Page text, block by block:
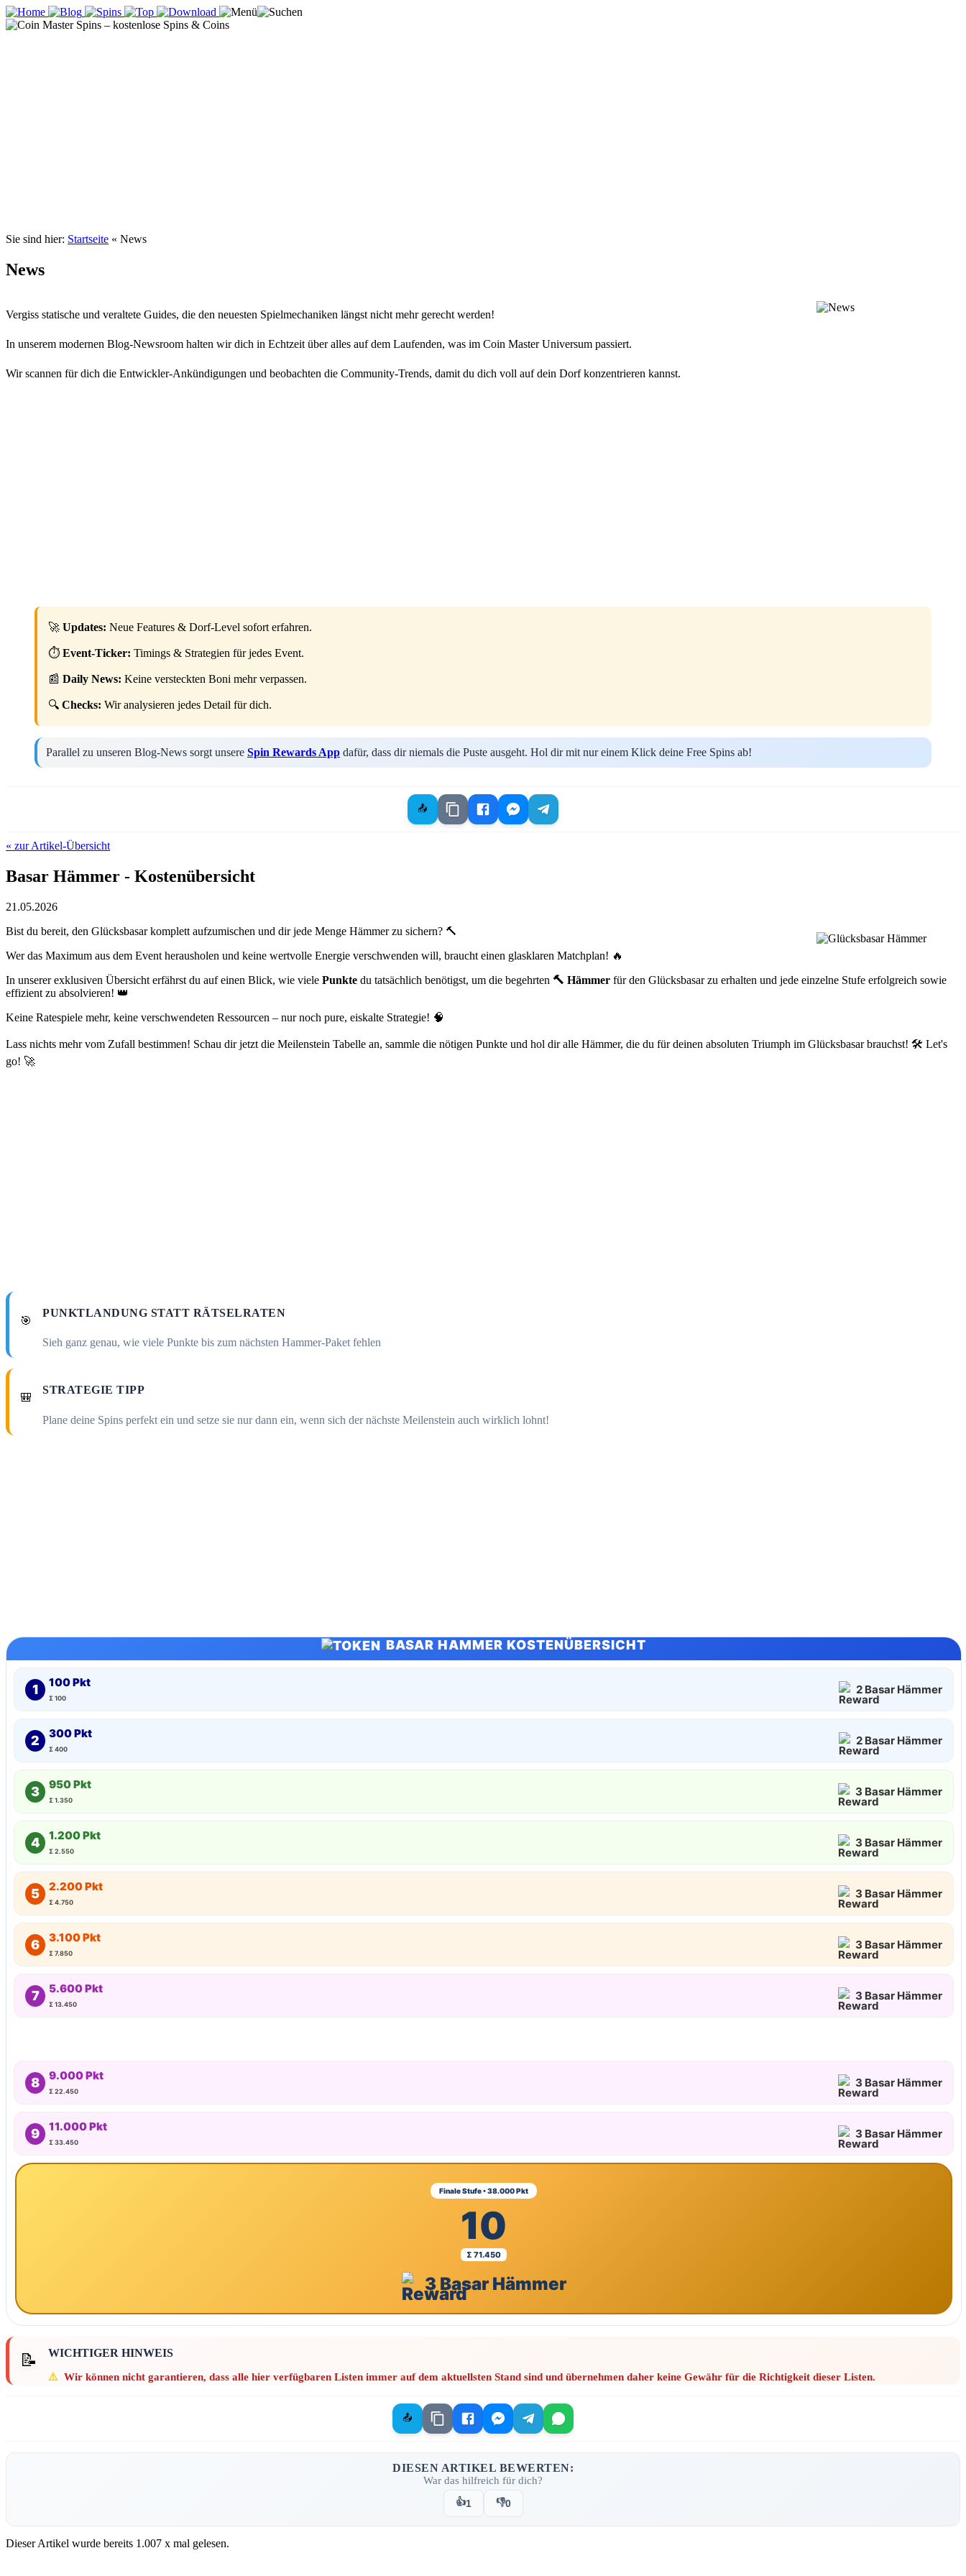
Sie sind hier: Startseite « News
News
Vergiss statische und veraltete Guides, die den neuesten Spielmechaniken längst nicht mehr gerecht werden!
In unserem modernen Blog-Newsroom halten wir dich in Echtzeit über alles auf dem Laufenden, was im Coin Master Universum passiert.
Wir scannen für dich die Entwickler-Ankündigungen und beobachten die Community-Trends, damit du dich voll auf dein Dorf konzentrieren kannst.
🚀 Updates: Neue Features & Dorf-Level sofort erfahren.
⏱️ Event-Ticker: Timings & Strategien für jedes Event.
📰 Daily News: Keine versteckten Boni mehr verpassen.
🔍 Checks: Wir analysieren jedes Detail für dich.
Parallel zu unseren Blog-News sorgt unsere Spin Rewards App dafür, dass dir niemals die Puste ausgeht. Hol dir mit nur einem Klick deine Free Spins ab!
📤
« zur Artikel-Übersicht
Basar Hämmer - Kostenübersicht
21.05.2026
Bist du bereit, den Glücksbasar komplett aufzumischen und dir jede Menge Hämmer zu sichern? 🔨
Wer das Maximum aus dem Event herausholen und keine wertvolle Energie verschwenden will, braucht einen glasklaren Matchplan! 🔥
In unserer exklusiven Übersicht erfährst du auf einen Blick, wie viele Punkte du tatsächlich benötigst, um die begehrten 🔨 Hämmer für den Glücksbasar zu erhalten und jede einzelne Stufe erfolgreich sowie
effizient zu absolvieren! 👑
Keine Ratespiele mehr, keine verschwendeten Ressourcen – nur noch pure, eiskalte Strategie! 🧠
Lass nichts mehr vom Zufall bestimmen! Schau dir jetzt die Meilenstein Tabelle an, sammle die nötigen Punkte und hol dir alle Hämmer, die du für deinen absoluten Triumph im Glücksbasar brauchst! 🛠️ Let's
go! 🚀
🎯
PUNKTLANDUNG STATT RÄTSELRATEN
Sieh ganz genau, wie viele Punkte bis zum nächsten Hammer-Paket fehlen
🎒
STRATEGIE TIPP
Plane deine Spins perfekt ein und setze sie nur dann ein, wenn sich der nächste Meilenstein auch wirklich lohnt!
BASAR HAMMER KOSTENÜBERSICHT
1 100 Pkt
Σ 100
2 Basar Hämmer
2 300 Pkt
Σ 400
2 Basar Hämmer
3 950 Pkt
Σ 1.350
3 Basar Hämmer
4 1.200 Pkt
Σ 2.550
3 Basar Hämmer
5 2.200 Pkt
Σ 4.750
3 Basar Hämmer
6 3.100 Pkt
Σ 7.850
3 Basar Hämmer
7 5.600 Pkt
Σ 13.450
3 Basar Hämmer
8 9.000 Pkt
Σ 22.450
3 Basar Hämmer
9 11.000 Pkt
Σ 33.450
3 Basar Hämmer
Finale Stufe • 38.000 Pkt
10
Σ 71.450
3 Basar Hämmer
📝 WICHTIGER HINWEIS
⚠️ Wir können nicht garantieren, dass alle hier verfügbaren Listen immer auf dem aktuellsten Stand sind und übernehmen daher keine Gewähr für die Richtigkeit dieser Listen.
📤
DIESEN ARTIKEL BEWERTEN:
War das hilfreich für dich?
👍1 👎0
Dieser Artikel wurde bereits 1.007 x mal gelesen.